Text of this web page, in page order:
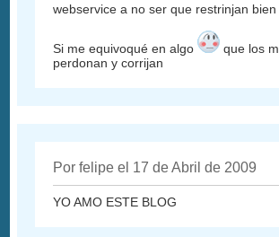
webservice a no ser que restrinjan
Si me equivoqué en algo
que los
perdonan y corrijan
Por felipe el 17 de Abril de 2009
YO AMO ESTE BLOG